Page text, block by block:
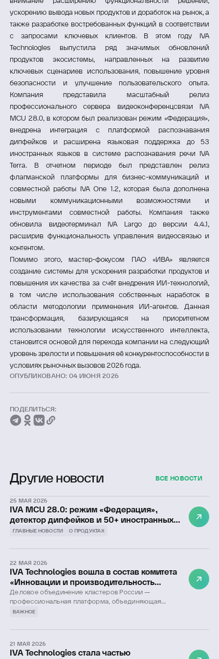
ускорению вывода новых продуктов и доработок на рынок, а
также разработке востребованных функций в соответствии
с запросами ключевых клиентов. В этом году IVA
Technologies выпустила ряд значимых обновлений
продуктов экосистемы, направленных на развитие
ключевых сценариев использования, повышение уровня
безопасности и улучшение пользовательского опыта.
Компания представила масштабный релиз
профессионального сервера видеоконференцсвязи IVA
MCU 28.0, в котором был реализован режим «Федерация»,
внедрена интеграция с платформой распознавания
дипфейков и расширена языковая поддержка до 53
иностранных языков в системе распознавания речи IVA
Terra. В отчетном периоде был представлен релиз
флагманской платформы для бизнес-коммуникаций и
совместной работы IVA One 1.2, которая была дополнена
новыми коммуникационными возможностями и
инструментами совместной работы. Компания также
обновила видеотерминал IVA Largo до версии 4.4.1,
расширив функциональность управления видеосвязью и
контентом.
Помимо этого, мастер-фокусом ПАО «ИВА» является
создание системы для ускорения разработки продуктов и
повышения их качества за счёт внедрения ИИ-технологий,
в том числе использования собственных наработок в
области методологии применения ИИ-агентов. Данная
трансформация, базирующаяся на приоритетном
использовании технологии искусственного интеллекта,
становится основой для перехода компании на следующий
уровень зрелости и повышения её конкурентоспособности в
условиях рыночных вызовов 2026 года.
ОПУБЛИКОВАНО: 04 ИЮНЯ 2026
ПОДЕЛИТЬСЯ:
Другие новости ВСЕ НОВОСТИ
25 МАЯ 2026
IVA MCU 28.0: режим «Федерация»,
детектор дипфейков и 50+ иностранных
языков
ГЛАВНЫЕ НОВОСТИ О ПРОДУКТАХ
22 МАЯ 2026
IVA Technologies вошла в состав комитета
«Инновации и производительность
труда» Делового объединения кластеров
России
Деловое объединение кластеров России —
профессиональная платформа, объединяющая
ведущие производственные, научные и
ВАЖНОЕ
21 МАЯ 2026
IVA Technologies стала частью